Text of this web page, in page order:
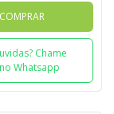
COMPRAR
Chame
no Whatsapp